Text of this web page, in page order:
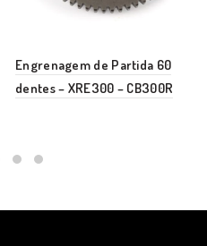
Engrenagem de Partida 60
dentes – XRE300 – CB300R